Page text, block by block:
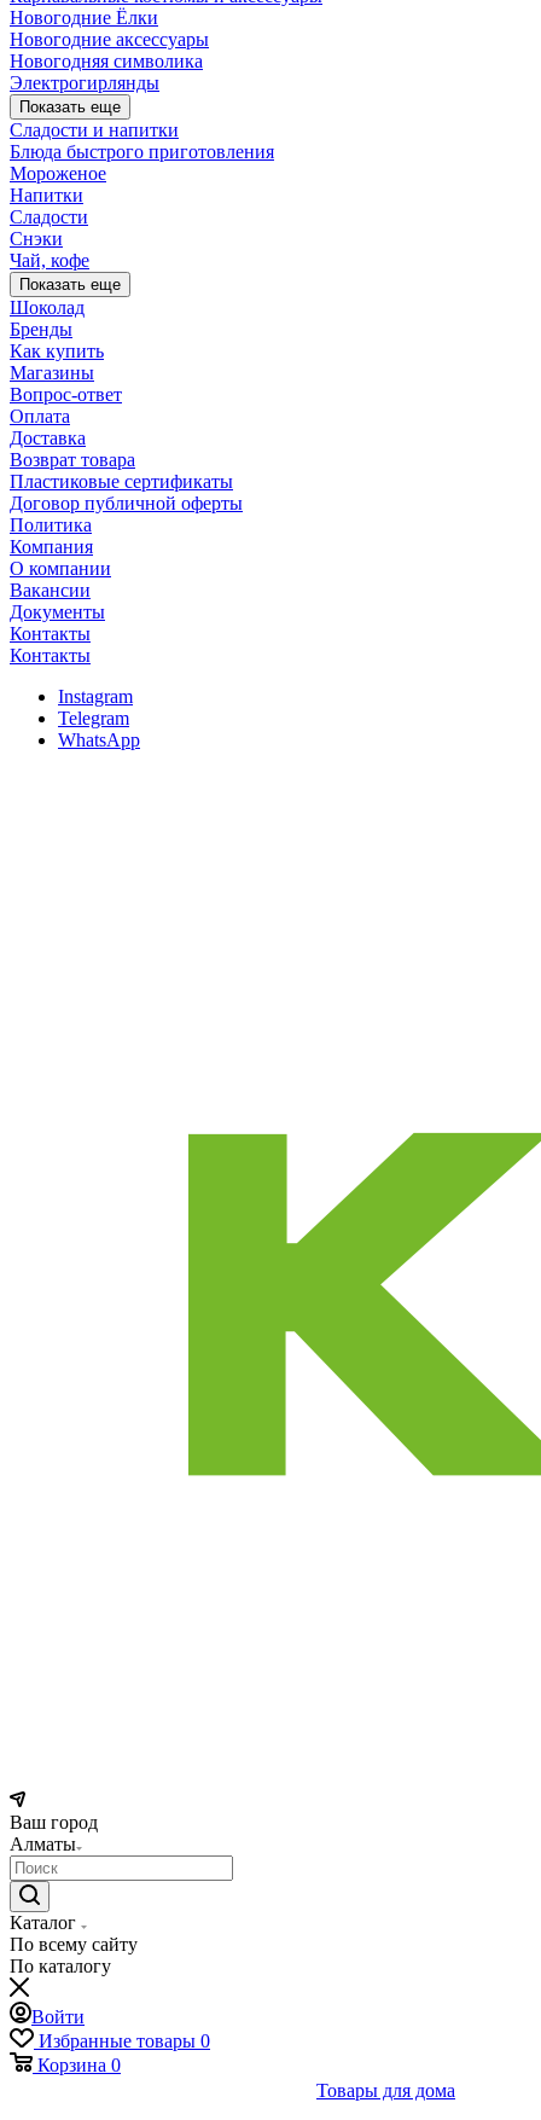
Новогодние Ёлки
Новогодние аксессуары
Новогодняя символика
Электрогирлянды
Показать еще
Сладости и напитки
Блюда быстрого приготовления
Мороженое
Напитки
Сладости
Снэки
Чай, кофе
Показать еще
Шоколад
Бренды
Как купить
Магазины
Вопрос-ответ
Оплата
Доставка
Возврат товара
Пластиковые сертификаты
Договор публичной оферты
Политика
Компания
О компании
Вакансии
Документы
Контакты
Контакты
Instagram
Telegram
WhatsApp
Ваш город
Алматы
Каталог
По всему сайту
По каталогу
Войти
Избранные товары 0
Корзина 0
Товары для дома